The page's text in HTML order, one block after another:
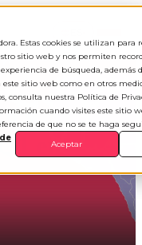
Estas cookies se utilizan para
sitio web y nos permiten
de búsqueda, además
sitio web como en otros
consulta nuestra Política de
cuando visites este sitio
de que no se te haga
Aceptar
y
en